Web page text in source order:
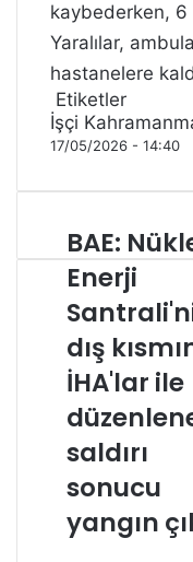
kaybederken, 6
Yaralılar,
hastanelere
Etiketler
İşçi
17/05/2026 - 14:40
BAE:
Enerji
dış
İHA'lar ile
saldırı
sonucu
yangın